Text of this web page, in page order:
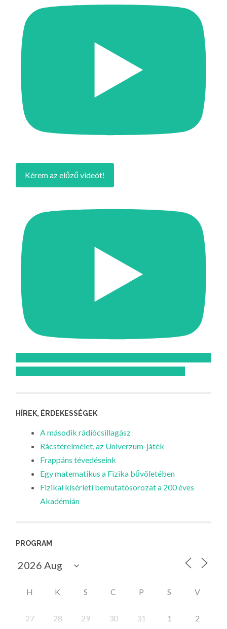
Kérem az előző videót!
HÍREK, ÉRDEKESSÉGEK
A második rádiócsillagász
Rácstérelmélet, az Univerzum-játék
Frappáns tévedéseink
Egy matematikus a Fizika bűvöletében
Fizikai kísérleti bemutatósorozat a 200 éves
Akadémián
PROGRAM
H K S C P S V
27 28 29 30 31 1 2